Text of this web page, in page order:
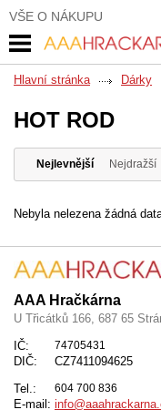
VŠE O NÁKUPU
Hlavní stránka Dárky
HOT ROD
Nejlevnější Nejdražší
Nebyla nelezena žádná
AAA Hračkárna
U Třicátků 166, 687 65
IČ:
74705431
DIČ:
CZ7411094625
Tel.:
604 700 836
E-mail: